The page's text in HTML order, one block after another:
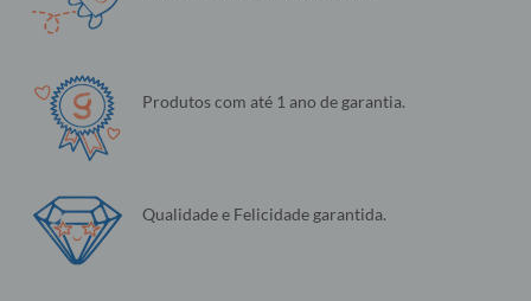
Produtos com até 1 ano de garantia.
Qualidade e Felicidade garantida.